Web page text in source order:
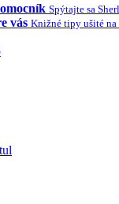
Spýtajte sa
vás Knižné tipy ušité na